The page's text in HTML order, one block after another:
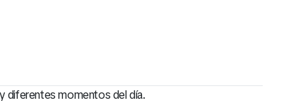
diferentes momentos del día.